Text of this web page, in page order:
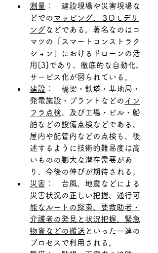
測量 ：　建設現場や災害現場な
どでの マッピング、３Dモデリ
ングなどである。著名なのはコ
マツの「スマートコンストラク
ション」におけるドローンの活
用[3]であり、徹底的な自動化、
サービス化が図られている。
建設 ：　橋梁・鉄塔・基地局・
発電施設・プラントなどの イン
フラ点検、及び工場・ビル・船
舶などの設備点検 などである。
屋内や配管内などの点検も、後
述するように技術的難易度は高
いものの膨大な潜在需要があ
り、今後の伸びが期待される。
災害 ：　台風、地震などによる
災害状況の正しい把握、通行可
能なルートの探索、要救助者・
介護者の発見と状況把握、緊急
物資などの搬送 といった一連の
プロセスで利用される。